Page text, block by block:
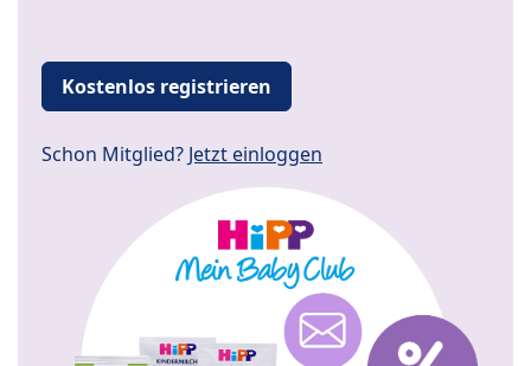
Kostenlos registrieren
Schon Mitglied? Jetzt einloggen